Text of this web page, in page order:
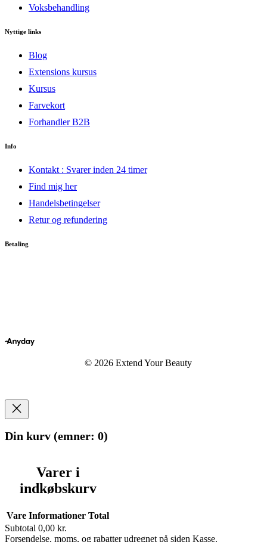
Voksbehandling
Nyttige links
Blog
Extensions kursus
Kursus
Farvekort
Forhandler B2B
Info
Kontakt : Svarer inden 24 timer
Find mig her
Handelsbetingelser
Retur og refundering
Betaling
© 2026 Extend Your Beauty
Din kurv (emner: 0)
Varer i
indkøbskurv
Vare Informationer Total
Subtotal 0,00 kr.
Forsendelse, moms, og rabatter udregnet på siden Kasse.